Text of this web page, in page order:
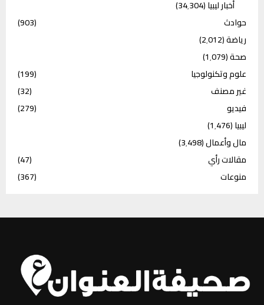
أخبار ليبيا(34٬304)
حوادث
(903)
رياضة(2٬012)
صحة(1٬079)
علوم وتكنولوجيا
(199)
غير مصنف
(32)
فيديو
(279)
ليبيا(1٬476)
مال وأعمال(3٬498)
مقالات رأي
(47)
منوعات
(367)